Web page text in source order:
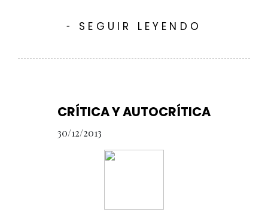
- SEGUIR LEYENDO
CRÍTICA Y AUTOCRÍTICA
30/12/2013